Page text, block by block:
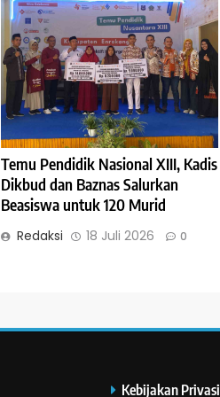
Temu Pendidik Nasional XIII, Kadis
Dikbud dan Baznas Salurkan
Beasiswa untuk 120 Murid
Redaksi 18 Juli 2026 0
Kebijakan Privasi